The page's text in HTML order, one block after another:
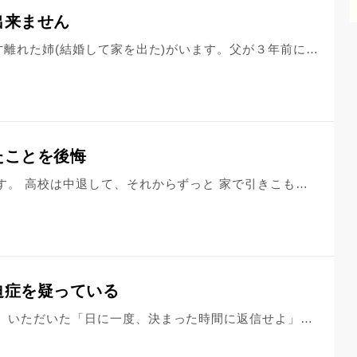
ません
私は５人家族の一番下で、10才と8才離れた姉(結婚して家を出た)がいます。父が３年前に亡くなり、私は母と二人で暮らしています。三姉妹仲が良いと、どこに言っても言われるくらい、本当に仲が良かったです。私も一番上の姉のことを一番信頼できると思っていました。 姉が二人とも結婚し、真ん中の姉に子供ができたとき、一番上の姉が、私たちとは住む世界が違うといい、真ん中の姉とは少し距離ができました。一番上の姉には子供がいません。その後、一番上の姉と私は旅行に行き楽しく過ごしていましたが、父親が病気になったとたん、家は一番上の姉の名義なのですが、病気の父を、汚いのは追い出す！とか、病院の説明で私も何度も会社を休めなくて、一番上の姉にお願いしようとしたら、私も忙しい！！と言い、来てくれませんでした。そして、真ん中の姉に、何度かお願いしました。真ん中の姉は看護師なのでよく父を看てくれました。そして、父を家族でみとることができ、家に連れ帰ったとき、一番上の姉が、はぁーっ、私がこんな忙しいときに死ぬ！？と言った事が何よりも腹立たしく、もう仲良くしようとかそんな気にもなれません。 今もよく家に来ますが、墓参りもしようとせず、家で寝転がり、足の痛い母の手伝いもせず、テレビをみて寝転んで好きなことばかりし休日を過ごしていきます。旦那さんといると機嫌が悪くなるから、私は家にくるしかないといつも言っています。父が亡くなったあと、姉に何度か謝罪してほしく、言いましたが、すごくキレられ、話になりませんでした。 私は姉とどうしたいのか、分かりません。許そうとしても許しきれません。距離をおこうにも、姉名義の家なのでいつも主顔して帰ってきます。それでもこの世での縁なので大切にすべきですか？
とを後悔
わたしの姉は、とても精神が弱いです。 高校は中退して、それからずっと 家で引きこもり生活をしていました。 わたしが社会人になって 実家を出てから、姉は元気になり アルバイトをするようになりました。 里帰りでわたしが実家に帰ると とても元気な姉がたくさん 話しかけてきました。 「無農薬野菜がいいよ」 「洗剤は使わない方がいいよ」 「ワクチンは打たないほうがいいよ」 「子供の画数はとても大事だよ」 たくさんいろんなことを教わりました。 わたしは頷いたりしていましたが あまりにもしつこかったので あるとき「うるさいなぁ」って 大きな声で言ってしまいました。 それから、姉はわたしに 話しかけなくなりアルバイトも やめてしまいました。 わたしのせいでまた姉を どん底に突き落としてしまった 気がして毎日後悔しています。 あの頃のわたしは自分に余裕が なくて、申し訳なかったなと とても反省しています。 あの時わたしが怒らなければ... 今も姉は笑顔で生活していたかも しれないのに...わたしのせいだ... と自分を責めてしまいます。 わたしはこの先どのように姉と 接していけばよいのでしょうか。 最近わたしも辛いことが 重なって「死にたい」と 思うことが多いです。 人生もっと楽に 生きられたらいいのにな って思うことがあります。 よければアドバイスお願いします。
を疑っている
昨年秋にも一度ご相談した者です。いただいた「日に一度、決まった時間に返信せよ」というアドバイスを極力実践しながらその後過ごして参りました。また、心療内科の先生にも相談し、相手は変わらないのであって「自分が何とかしようと思わないこと」「相手を絶対に否定しないこと」「そういう人（姉）はいろいろ怖いので受診しない傾向」と指南いただきました。本日は2度目の相談です。 初めにわが家の背景はこうです。昨夏父が亡くなり、秋に姉が40年過ごした東京を引き払い帰郷し、実家で母の面倒を見ながら、契約社員としてオンラインで仕事を継続できることになりました。あと4年のつもりと思います。92の母はトイレ自立、ひとりで外出や調理などは無理、父の死後軽い脳梗塞で入院し、認定は以前の要支援1のままです。姉は子なし独身。運転免許はなく、未だに過多に消毒し続け、外出はほぼ週一二度の近くのコンビニのみ。年末「コンビニから帰ってやっとシャワー浴びなくてすむようになった」と聞きました。皮膚に湿疹が広がっていて皮膚科受診をすすめても、コロナを理由に「絶対行かない」と聞きません。父の相続手続きはそれはたいへんでした。 さて、まずメールについてです。あれから自分なりの対応として、負担になるメールは写メっておき、別のフォルダにわけ、心も軽くなるよう努めてはいます。それで気づいたのですが、１つのネタに対して、姉は平均10スクロール以上のメールを私に向けて送（りつけてく）るというファクトです。こちらが仕事中でも時に真夜中でも。「ちゃんと読め」という文言が追加されることもよくあります。昨日はのべ20スクロールのメールを受信し、さすがに熱が出ました。 もう一点、私が疑っているの姉のは強迫症またはそれに近い状態についてです。振り返っても総じて「怖がり」な姉の価値基準に基づく、母介護のグチやその他過報告しながらも、介護サービスと人の出入りに対しては拒否感を譲らない頑なな態度。。この半年、「こだわり」についての本を読み漁り、妙な対応で事態を悪化させないよう過ごしてきたつもりです。 いったい今後どう対応したらいいのか、夕べのような日は特に虚無感しかありません。助けて下さい！